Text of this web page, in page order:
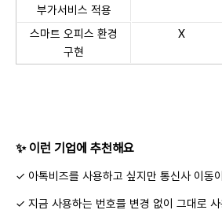
부가서비스 적용
스마트 오피스 환경
구현
X
✨ 이런 기업에 추천해요
✓ 아톡비즈를 사용하고 싶지만 통신사 이동
✓ 지금 사용하는 번호를 변경 없이 그대로